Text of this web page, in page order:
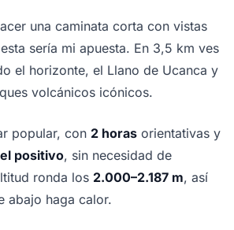
una caminata corta con vistas
sería mi apuesta. En 3,5 km ves
el horizonte, el Llano de Ucanca y
volcánicos icónicos.
popular, con 2 horas orientativas y
positivo, sin necesidad de
ronda los 2.000–2.187 m, así
abajo haga calor.